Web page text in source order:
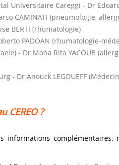
Universitaire Careggi - Dr
CAMINATI (pneumologie,
BERTI (rhumatologie)
PADOAN (rhumatologie-
- Dr Mona Rita YACOUB
- Dr Anouck LEGOUEFF
CEREO ?
informations complémentaires,